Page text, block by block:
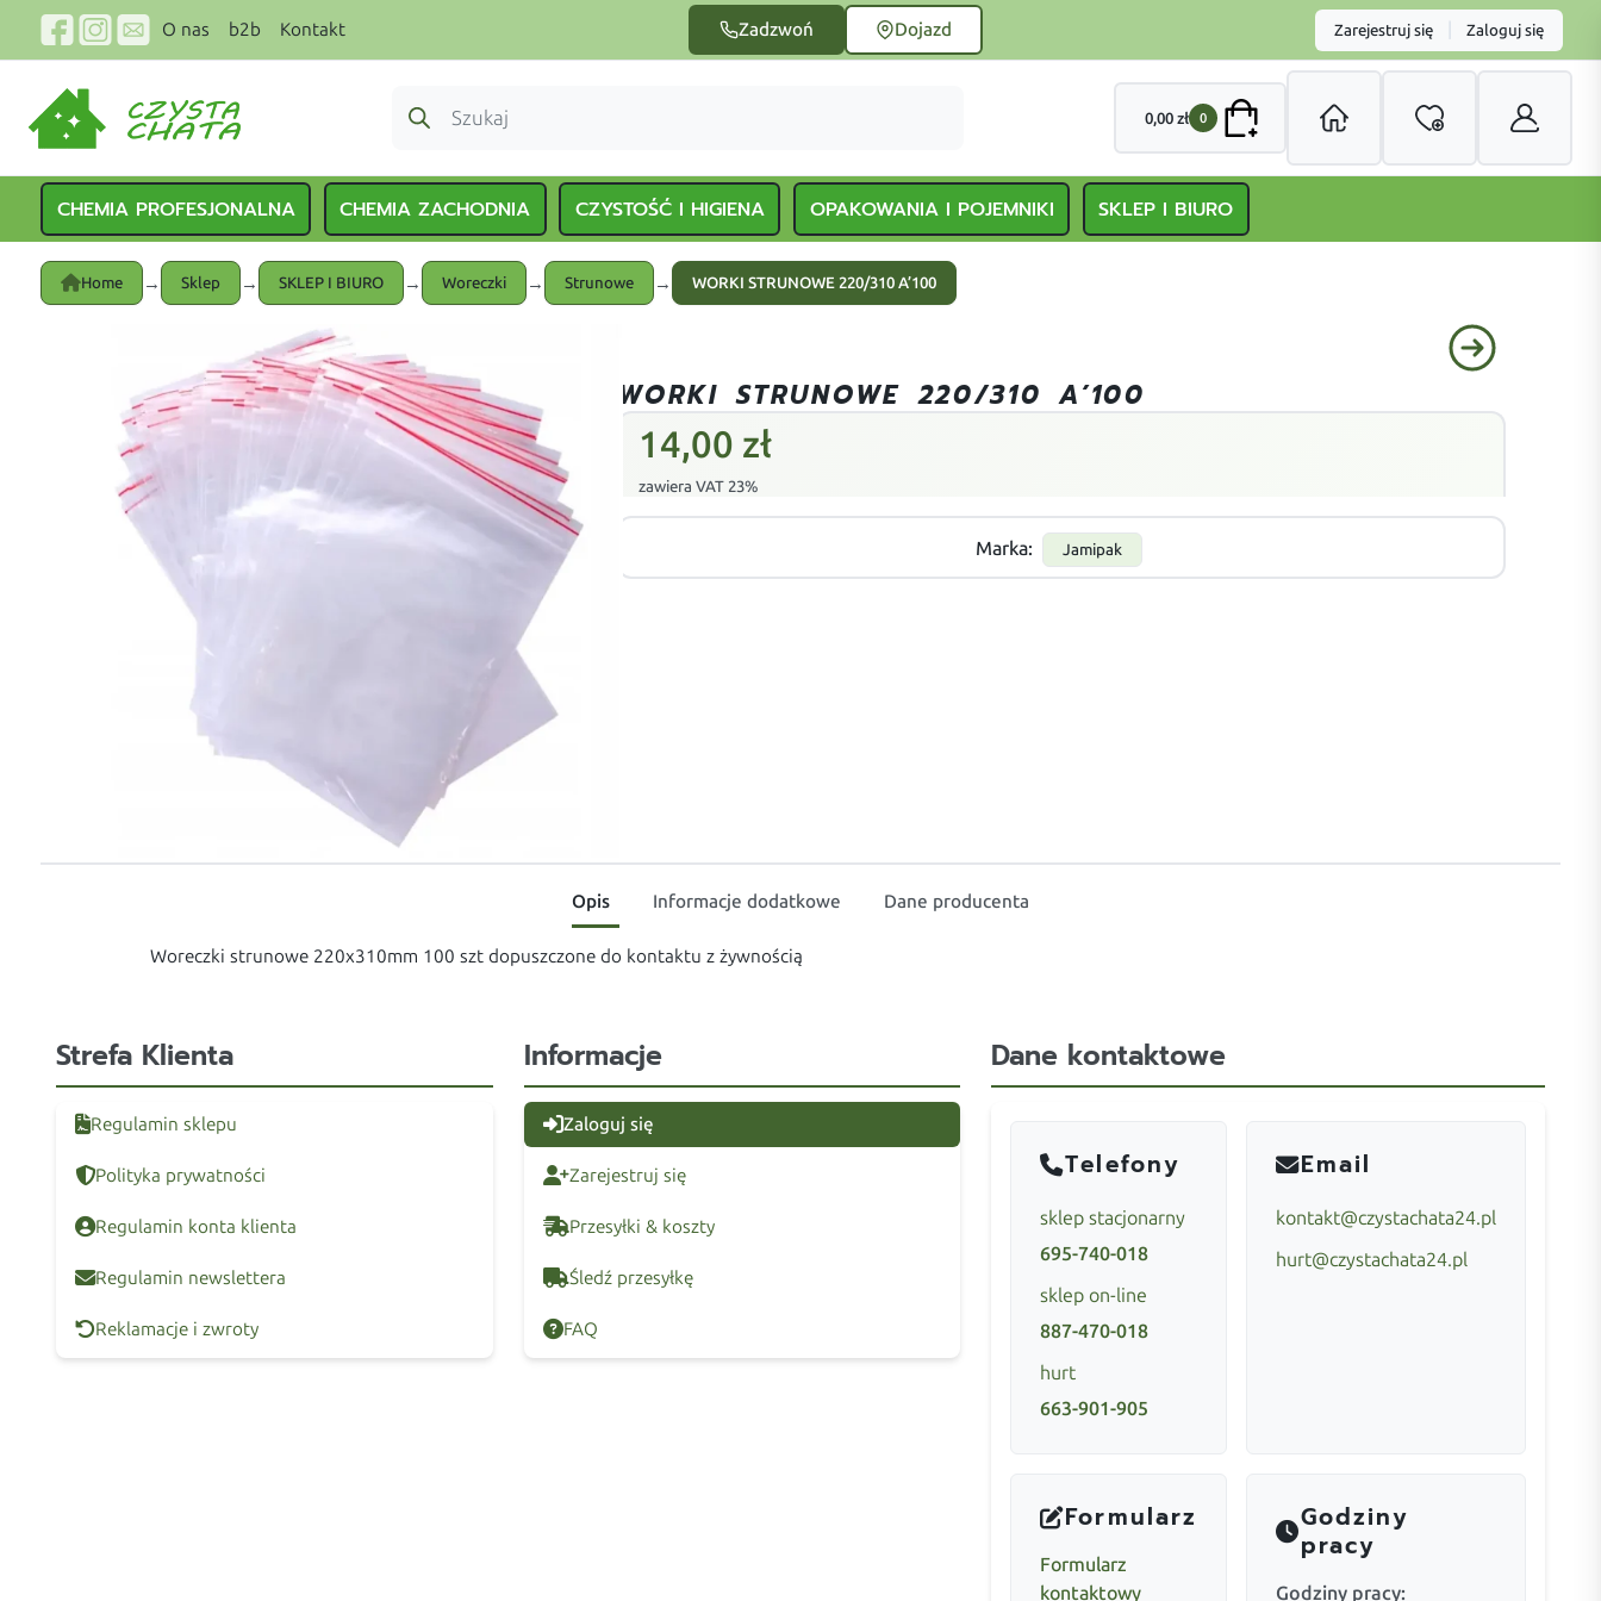
O nas b2b Kontakt Zadzwoń Dojazd Zarejestruj się Zaloguj się
0,00 zł 0
CHEMIA PROFESJONALNA CHEMIA ZACHODNIA CZYSTOŚĆ I HIGIENA OPAKOWANIA I POJEMNIKI SKLEP I BIURO
Home → Sklep → SKLEP I BIURO → Woreczki → Strunowe → WORKI STRUNOWE 220/310 A’100
WORKI STRUNOWE 220/310 A’100
14,00 zł
zawiera VAT 23%
Marka: Jamipak
Opis Informacje dodatkowe Dane producenta
Woreczki strunowe 220x310mm 100 szt dopuszczone do kontaktu z żywnością
Strefa Klienta
Regulamin sklepu
Polityka prywatności
Regulamin konta klienta
Regulamin newslettera
Reklamacje i zwroty
Informacje
Zaloguj się
Zarejestruj się
Przesyłki & koszty
Śledź przesyłkę
FAQ
Dane kontaktowe
Telefony
sklep stacjonarny
695-740-018
sklep on-line
887-470-018
hurt
663-901-905
Email
kontakt@czystachata24.pl
hurt@czystachata24.pl
Formularz
Formularz
kontaktowy
Godziny
pracy
Godziny pracy: